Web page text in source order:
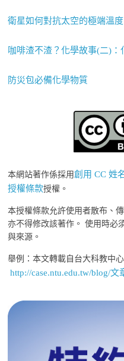
衛星如何對抗太空的極端溫
咖啡渣不渣？化學故事(二)：
防災包必備化學物質
本網站著作係採用創用 CC 姓
授權條款授權。
本授權條款允許使用者散布、
亦不得修改該著作。 使用時必
與來源。
舉例：本文轉載自台大科教中
http://case.ntu.edu.tw/blog/文